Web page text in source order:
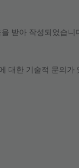
받아 작성되었습니
대한 기술적 문의가